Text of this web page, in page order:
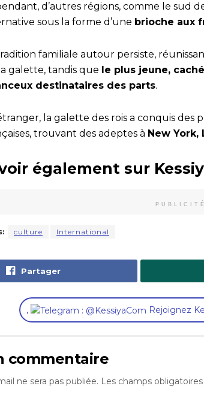
d’autres régions, comme le sud
sous la forme d’une brioche aux
familiale autour persiste,
galette, tandis que le plus jeune,
destinataires des parts.
la galette des rois a conquis des
trouvant des adeptes à New
également sur
PUBLICITÉ
culture International
Partager
, Rejoignez
commentaire
ne sera pas publiée. Les champs